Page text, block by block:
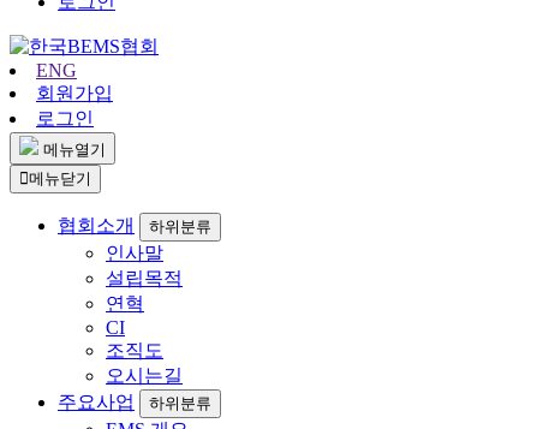
ENG
회원가입
로그인
메뉴열기
메뉴닫기
협회소개 하위분류
인사말
설립목적
연혁
CI
조직도
오시는길
주요사업
하위분류